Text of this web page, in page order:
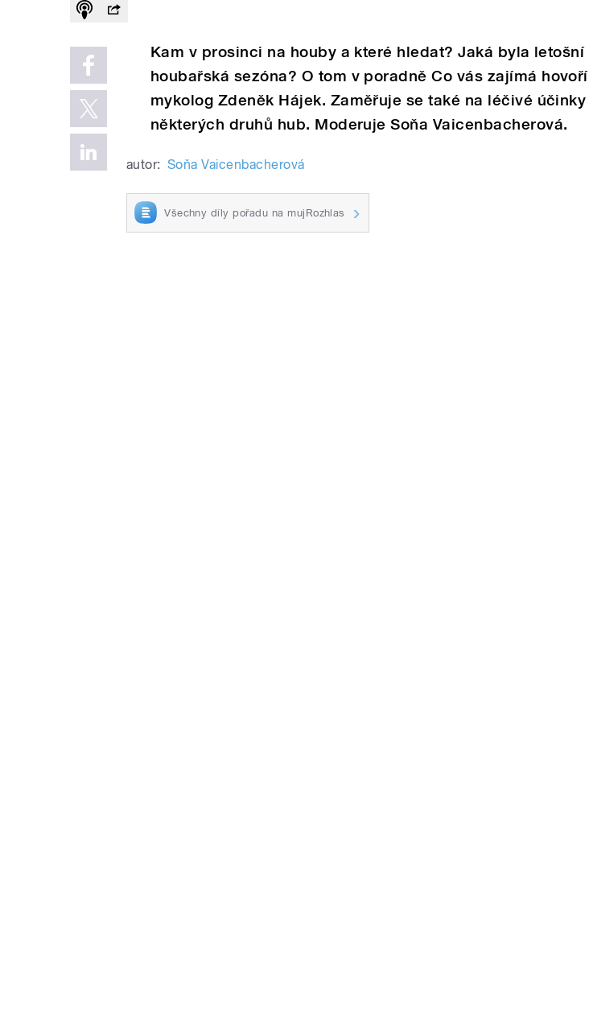
Kam v prosinci na houby a které hledat? Jaká byla letošní
houbařská sezóna? O tom v poradně Co vás zajímá hovoří
mykolog Zdeněk Hájek. Zaměřuje se také na léčivé účinky
některých druhů hub. Moderuje Soňa Vaicenbacherová.
autor: Soňa Vaicenbacherová
Všechny díly pořadu na mujRozhlas